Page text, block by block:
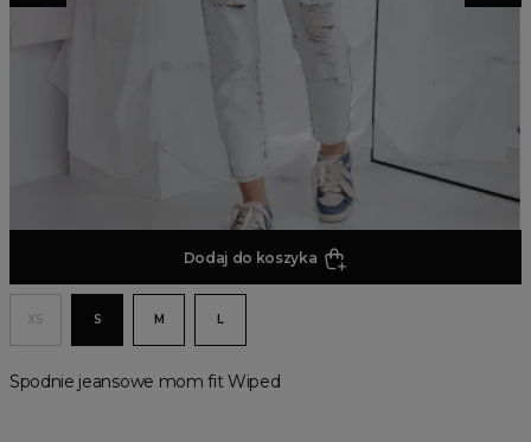
Dodaj do koszyka
XS S M L
Spodnie jeansowe mom fit Wiped